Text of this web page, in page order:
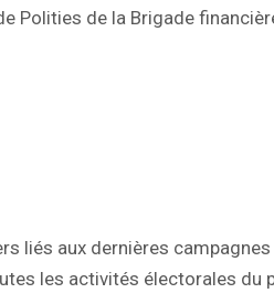
Polities de la Brigade
liés aux dernières
les activités électorales du